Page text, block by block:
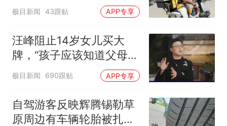
实际耗时92分钟
极目新闻 43跟贴 APP专享
汪峰阻止14岁女儿买大
牌，“孩子应该知道父母的
不易”，称自己买衣服80%
极目新闻 690跟贴 APP专享
自驾游客反映辉腾锡勒草
原周边有车辆轮胎被扎，